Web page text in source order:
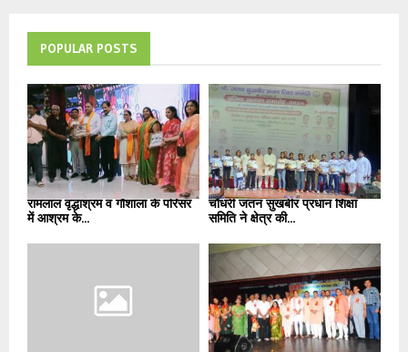
POPULAR POSTS
रामलाल वृद्धाश्रम व गौशाला के परिसर
में आश्रम के...
चौधरी जतन सुखबीर प्रधान शिक्षा
समिति ने क्षेत्र की...